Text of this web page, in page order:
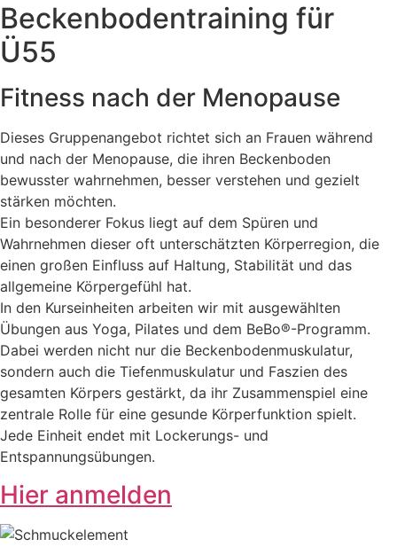
Beckenbodentraining für
Ü55
Fitness nach der Menopause
Dieses Gruppenangebot richtet sich an Frauen während
und nach der Menopause, die ihren Beckenboden
bewusster wahrnehmen, besser verstehen und gezielt
stärken möchten.
Ein besonderer Fokus liegt auf dem Spüren und
Wahrnehmen dieser oft unterschätzten Körperregion, die
einen großen Einfluss auf Haltung, Stabilität und das
allgemeine Körpergefühl hat.
In den Kurseinheiten arbeiten wir mit ausgewählten
Übungen aus Yoga, Pilates und dem BeBo®-Programm.
Dabei werden nicht nur die Beckenbodenmuskulatur,
sondern auch die Tiefenmuskulatur und Faszien des
gesamten Körpers gestärkt, da ihr Zusammenspiel eine
zentrale Rolle für eine gesunde Körperfunktion spielt.
Jede Einheit endet mit Lockerungs- und
Entspannungsübungen.
Hier anmelden